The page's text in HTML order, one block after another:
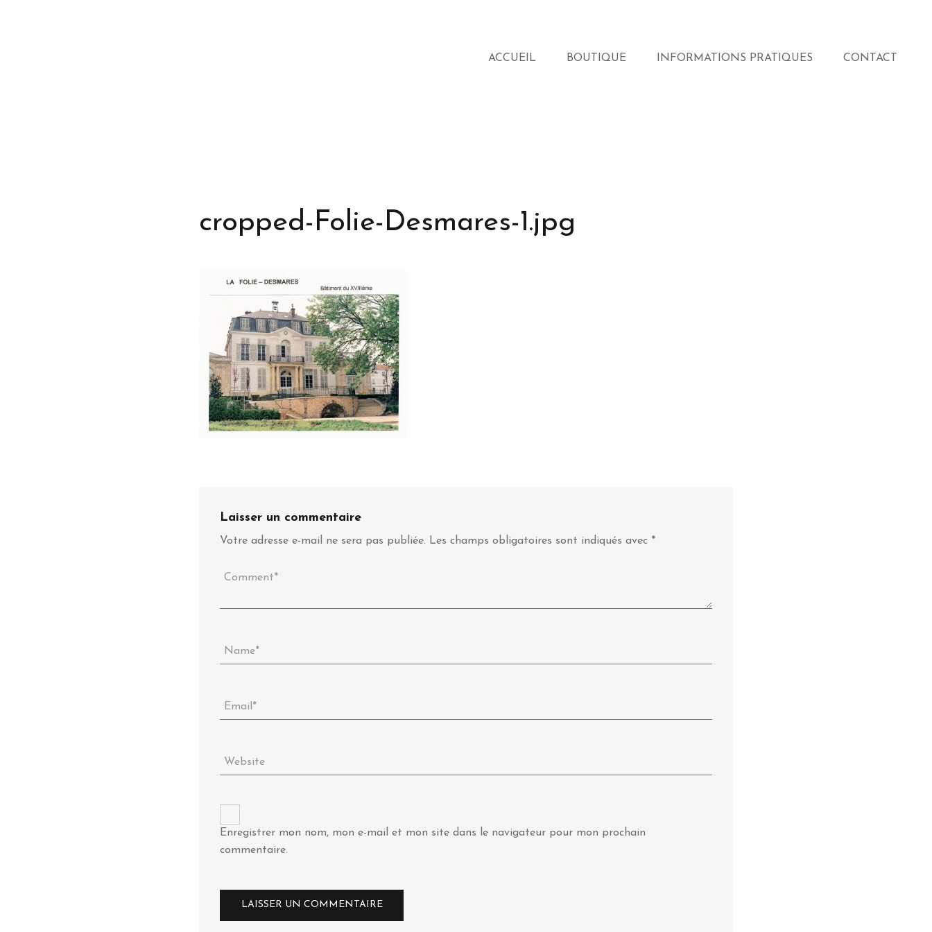
ACCUEIL BOUTIQUE INFORMATIONS PRATIQUES CONTACT
cropped-Folie-Desmares-1.jpg
Laisser un commentaire
Votre adresse e-mail ne sera pas publiée. Les champs obligatoires sont indiqués avec *
Enregistrer mon nom, mon e-mail et mon site dans le navigateur pour mon prochain
commentaire.